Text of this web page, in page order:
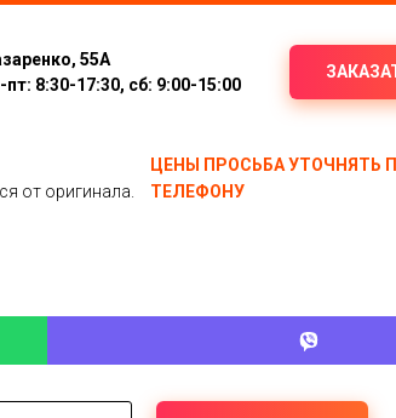
55А
8:30-17:30, сб: 9:00-15:00
ЦЕНЫ ПРОСЬБА УТОЧНЯТЬ
ТЕЛЕФОНУ
от оригинала.